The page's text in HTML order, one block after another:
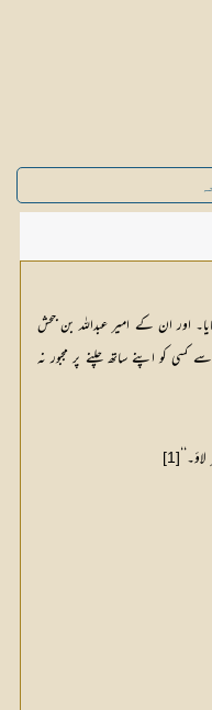
آدمیوں کے ایک گروہ کو بھی روانہ فرمایا۔ اور ان کے امیر عبداللہ بن جحش
کو اپنے ساتھ چلنے پر مجبور نہ
[1]